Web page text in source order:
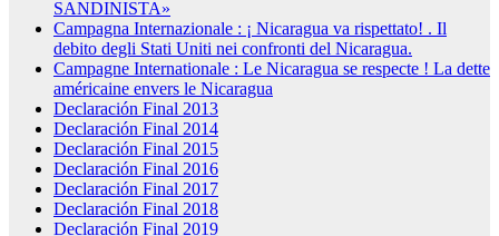
SANDINISTA»
Campagna Internazionale : ¡ Nicaragua va rispettato! . Il
debito degli Stati Uniti nei confronti del Nicaragua.
Campagne Internationale : Le Nicaragua se respecte ! La dette
américaine envers le Nicaragua
Declaración Final 2013
Declaración Final 2014
Declaración Final 2015
Declaración Final 2016
Declaración Final 2017
Declaración Final 2018
Declaración Final 2019